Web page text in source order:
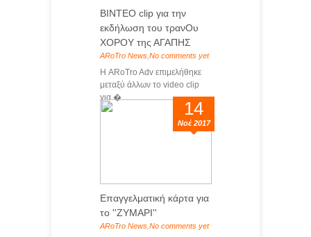
ΒΙΝΤΕΟ clip για την
εκδήλωση του τρανΟυ
ΧΟΡΟΥ της ΑΓΑΠΗΣ
ARoTro News No comments yet
Η ARoTro Adv επιμελήθηκε
μεταξύ άλλων το video clip
για �...
14
Νοέ 2017
Επαγγελματική κάρτα για
το ''ΖΥΜΑΡΙ''
ARoTro News No comments yet